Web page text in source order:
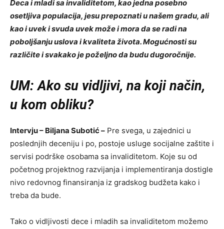
Deca i mladi sa invaliditetom, kao jedna posebno
osetljiva populacija, jesu prepoznati u našem gradu, ali
kao i uvek i svuda uvek može i mora da se radi na
poboljšanju uslova i kvaliteta života. Mogućnosti su
različite i svakako je poželjno da budu dugoročnije.
UM: Ako su vidljivi, na koji način,
u kom obliku?
Intervju – Biljana Subotić – Pre svega, u zajednici u
poslednjih deceniju i po, postoje usluge socijalne zaštite i
servisi podrške osobama sa invaliditetom. Koje su od
početnog projektnog razvijanja i implementiranja dostigle
nivo redovnog finansiranja iz gradskog budžeta kako i
treba da bude.
Tako o vidljivosti dece i mladih sa invaliditetom možemo